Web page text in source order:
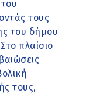
τους
του δήμου
πλαίσιο
τους,